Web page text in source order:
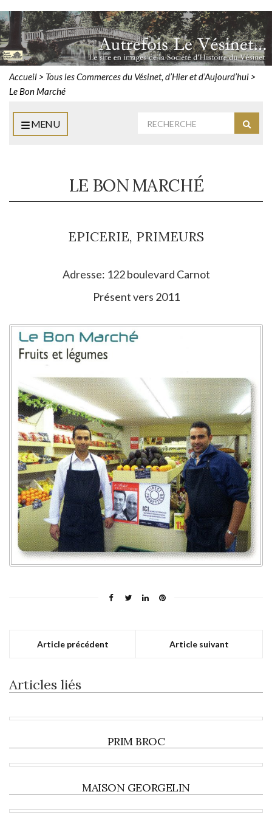
Accueil > Tous les Commerces du Vésinet, d’Hier et d’Aujourd’hui >
Le Bon Marché
MENU
LE BON MARCHÉ
EPICERIE, PRIMEURS
Adresse: 122 boulevard Carnot
Présent vers 2011
Article précédent Article suivant
Articles liés
PRIM BROC
MAISON GEORGELIN